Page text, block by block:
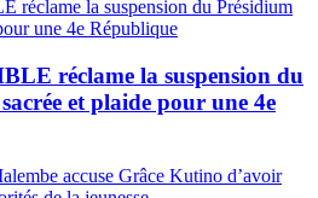
réclame la suspension du
et plaide pour une 4e